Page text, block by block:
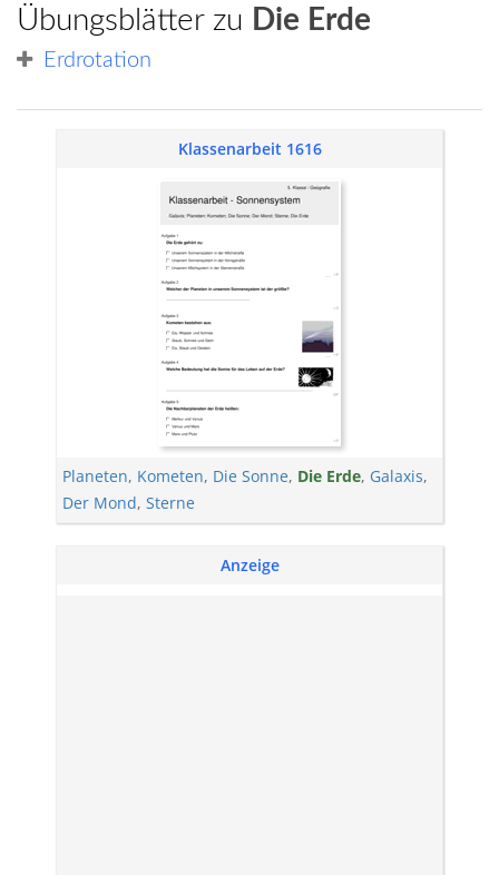
Übungsblätter zu Die Erde
Erdrotation
Klassenarbeit 1616
Planeten, Kometen, Die Sonne, Die Erde, Galaxis,
Der Mond, Sterne
Anzeige